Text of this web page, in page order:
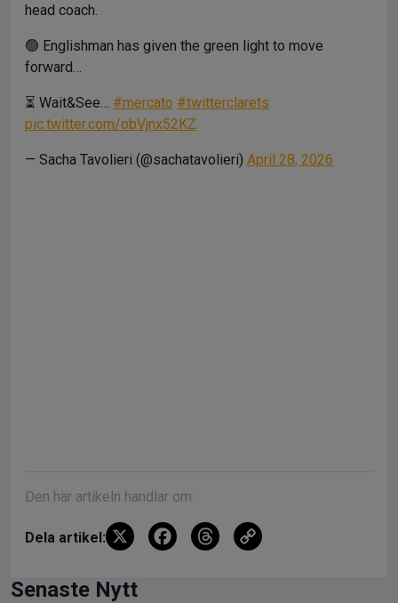
head coach.
🟢 Englishman has given the green light to move
forward…
⏳ Wait&See… #mercato #twitterclarets
pic.twitter.com/obVjnx52KZ
— Sacha Tavolieri (@sachatavolieri) April 28, 2026
Den här artikeln handlar om:
Dela artikel: X
F
T
Senaste Nytt